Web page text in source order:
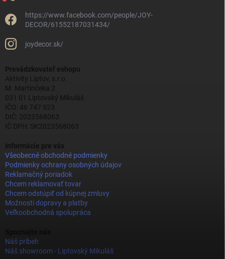
https://www.facebook.com/people/JOY-
DECOR/61552187031434/
joydecor.sk/
Prevádzkovateľ eshopu
Aktivity Liptov, s.r.o.
M. Martinčeka 2
031 01 Liptovský Mikuláš
IČO: 46 747 923
DIČ: 2023568063
IČ DPH: SK2023568063
Informácie pre vás
Všeobecné obchodné podmienky
Podmienky ochrany osobných údajov
Reklamačný poriadok
Chcem reklamovať tovar
Chcem odstúpiť od kúpnej zmluvy
Možnosti dopravy a platby
Veľkoobchodná spolupráca
Náš príbeh
Náš showroom - Liptovský Mikuláš